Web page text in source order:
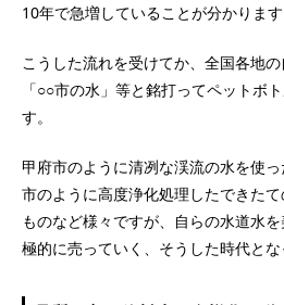
10年で急増していることが分かります
こうした流れを受けてか、全国各地
「○○市の水」等と銘打ってペットボ
す。
甲府市のように清冽な渓流の水を使
市のように高度浄化処理したできた
ものなど様々ですが、自らの水道水
極的に売っていく、そうした時代とな